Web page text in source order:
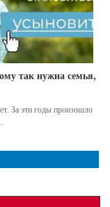
так нужна семья,
За эти годы произошло